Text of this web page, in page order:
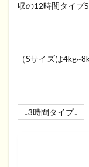
収の12時間タイプ
（Sサイズは
↓3時間タイプ↓